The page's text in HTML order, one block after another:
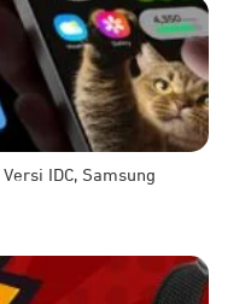
IDC, Samsung